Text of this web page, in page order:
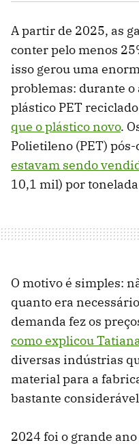
A partir de 2025, as
conter pelo menos
isso gerou uma
problemas: durante o
plástico PET
que o plástico novo.
Polietileno (PET)
estavam sendo
10,1 mil) por
O motivo é simples:
quanto era
demanda fez os
como explicou
diversas indústrias
material para a
bastante
2024 foi o grande